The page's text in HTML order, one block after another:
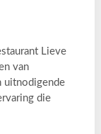
Lieve
van
uitnodigende
die